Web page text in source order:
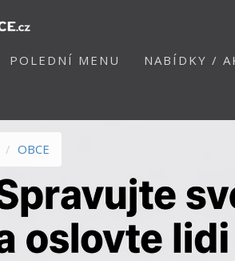
POLEDNÍ MENU NABÍDKY /
OBCE